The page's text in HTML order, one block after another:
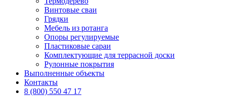
Винтовые сваи
Грядки
Мебель из ротанга
Опоры регулируемые
Пластиковые сараи
Комплектующие для террасной доски
Рулонные покрытия
Выполненные объекты
Контакты
8 (800) 550 47 17